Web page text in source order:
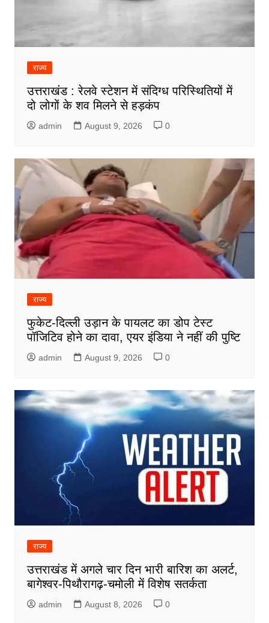
राज्य
उत्तराखंड : रेलवे स्टेशन में संदिग्ध परिस्थितियों में
दो लोगों के शव मिलने से हड़कंप
admin August 9, 2026 0
राज्य
फुकेट-दिल्ली उड़ान के पायलट का डोप टेस्ट
पॉजिटिव होने का दावा, एयर इंडिया ने नहीं की पुष्टि
admin August 9, 2026 0
राज्य
उत्तराखंड में अगले चार दिन भारी बारिश का अलर्ट,
बागेश्वर-पिथौरागढ़-चमोली में विशेष सतर्कता
admin August 8, 2026 0